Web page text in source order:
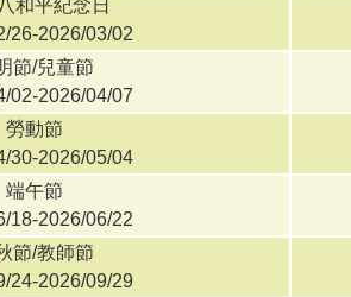
和平紀念日
26-2026/03/02
節/兒童節
02-2026/04/07
勞動節
30-2026/05/04
端午節
18-2026/06/22
節/教師節
24-2026/09/29